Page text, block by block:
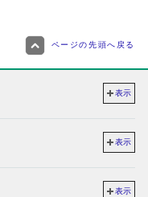
ページの先頭へ戻る
表示
表示
表示